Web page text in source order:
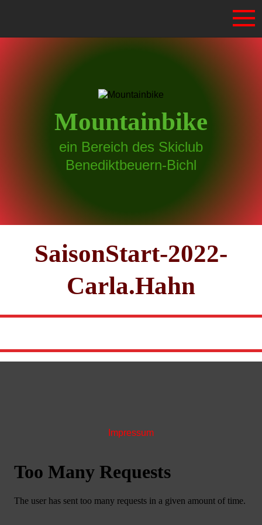
Mountainbike
ein Bereich des Skiclub
Benediktbeuern-Bichl
SaisonStart-2022-
Carla.Hahn
Impressum